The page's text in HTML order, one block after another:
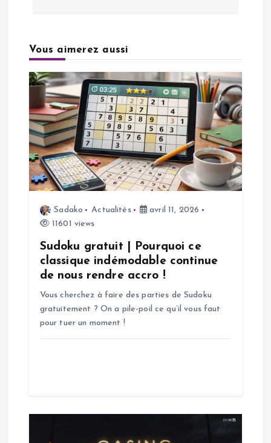
t
o
n
d
c
Vous aimerez aussi
Sadako Actualités
avril 11, 2026
11601 views
Sudoku gratuit | Pourquoi ce
classique indémodable continue
de nous rendre accro !
Vous cherchez à faire des parties de Sudoku
gratuitement ? On a pile-poil ce qu’il vous faut
pour tuer un moment !